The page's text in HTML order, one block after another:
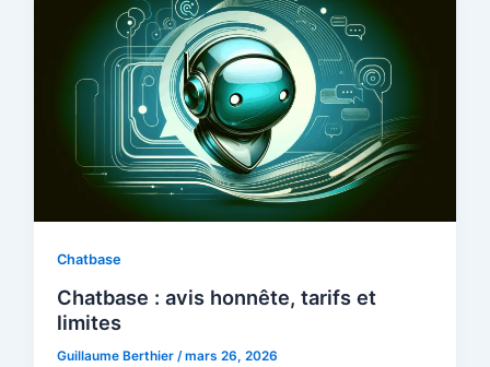
Chatbase
Chatbase : avis honnête, tarifs et
limites
Guillaume Berthier/mars 26, 2026